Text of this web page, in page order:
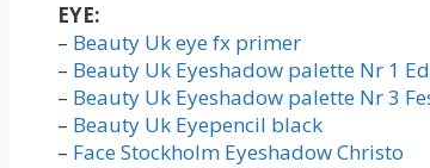
EYE:
– Beauty Uk eye fx primer
– Beauty Uk Eyeshadow palette Nr 1
– Beauty Uk Eyeshadow palette Nr 3
– Beauty Uk Eyepencil black
– Face Stockholm Eyeshadow Christo